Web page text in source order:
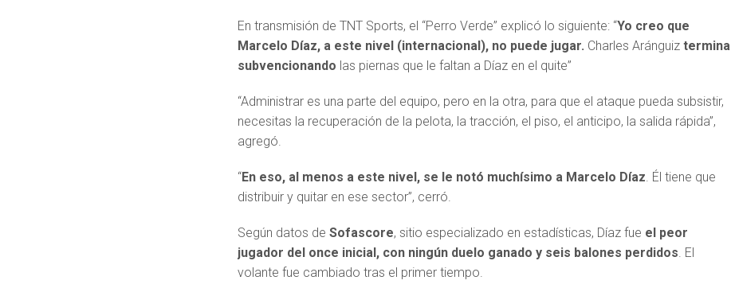
En transmisión de TNT Sports, el “Perro Verde” explicó lo siguiente: “Yo creo que
Marcelo Díaz, a este nivel (internacional), no puede jugar. Charles Aránguiztermina
subvencionando las piernas que le faltan a Díaz en el quite”
“Administrar es una parte del equipo, pero en la otra, para que el ataque pueda subsistir,
necesitas la recuperación de la pelota, la tracción, el piso, el anticipo, la salida rápida”,
agregó.
“En eso, al menos a este nivel, se le notó muchísimo a Marcelo Díaz. Él tiene que
distribuir y quitar en ese sector”, cerró.
Según datos de Sofascore, sitio especializado en estadísticas, Díaz fue el peor
jugador del once inicial, con ningún duelo ganado y seis balones perdidos. El
volante fue cambiado tras el primer tiempo.